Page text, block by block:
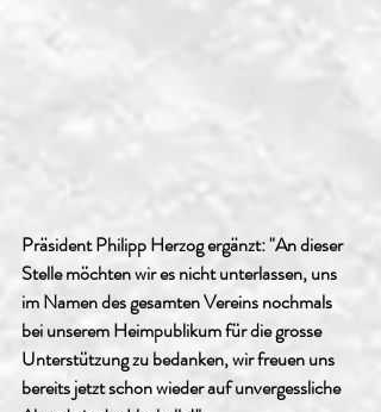
Präsident Philipp Herzog ergänzt: "An dieser
Stelle möchten wir es nicht unterlassen, uns
im Namen des gesamten Vereins nochmals
bei unserem Heimpublikum für die grosse
Unterstützung zu bedanken, wir freuen uns
bereits jetzt schon wieder auf unvergessliche